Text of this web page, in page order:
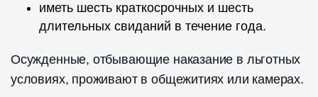
иметь шесть краткосрочных и шесть
длительных свиданий в течение года.
Осужденные, отбывающие наказание в льготных
условиях, проживают в общежитиях или камерах.